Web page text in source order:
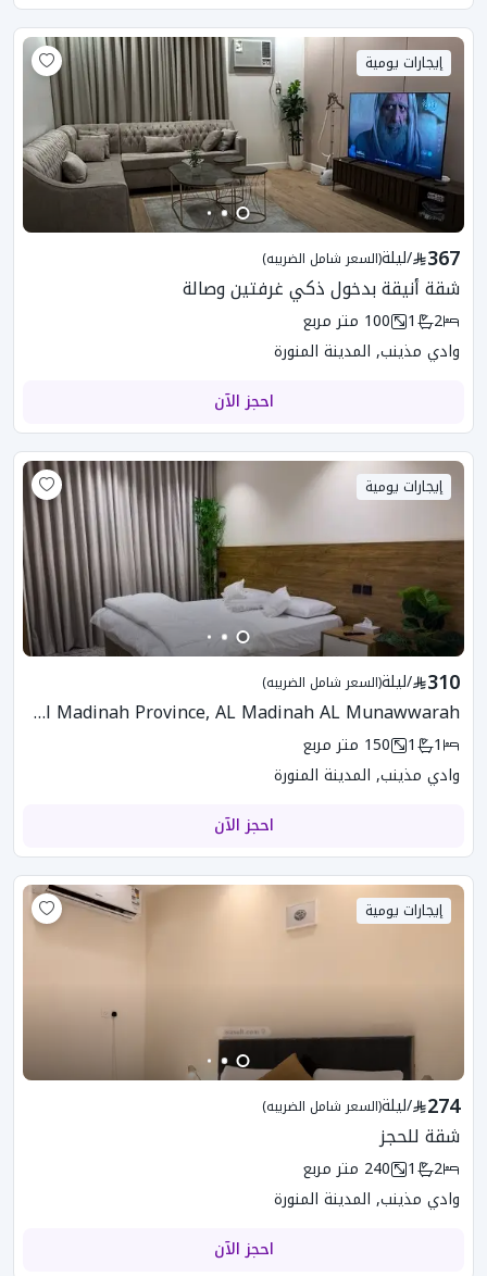
إيجارات يومية
367
/ليلة(السعر شامل الضريبه)
شقة أنيقة بدخول ذكي غرفتين وصالة
2
1
100 متر مربع
وادي مذينب, المدينة المنورة
احجز الآن
إيجارات يومية
310
/ليلة(السعر شامل الضريبه)
6FK-435 Apartment In Al Madinah Province, AL Madinah AL Munawwarah
1
1
150 متر مربع
وادي مذينب, المدينة المنورة
احجز الآن
إيجارات يومية
274
/ليلة(السعر شامل الضريبه)
شقة للحجز
2
1
240 متر مربع
وادي مذينب, المدينة المنورة
احجز الآن